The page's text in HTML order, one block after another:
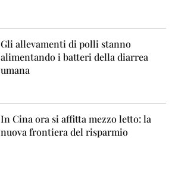
Gli allevamenti di polli stanno
alimentando i batteri della diarrea
umana
In Cina ora si affitta mezzo letto: la
nuova frontiera del risparmio